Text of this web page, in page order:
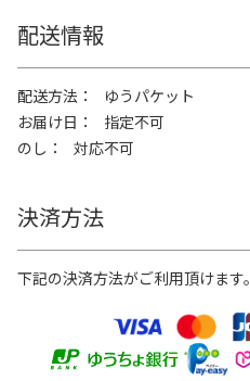
配送情報
配送方法
ゆうパケット
お届け日
指定不可
のし
対応不可
決済方法
下記の決済方法がご利用頂けます。